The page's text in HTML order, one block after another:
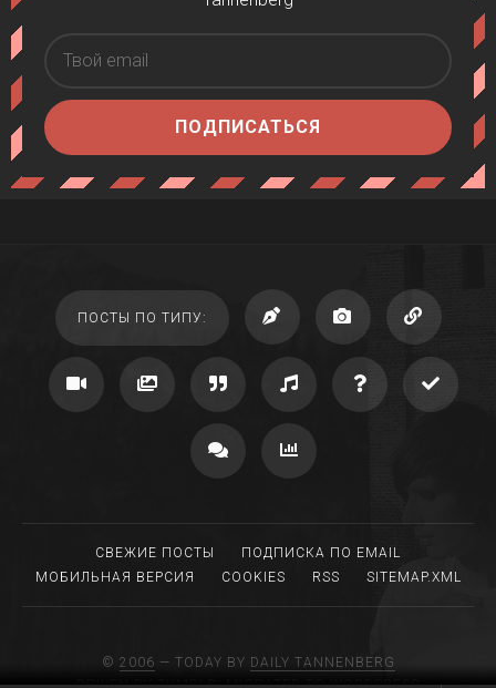
ПОДПИСАТЬСЯ
ПОСТЫ ПО ТИПУ:
СВЕЖИЕ ПОСТЫ
ПОДПИСКА ПО EMAIL
МОБИЛЬНАЯ ВЕРСИЯ
COOKIES RSS SITEMAP.XML
© 2006 — TODAY BY DAILY TANNENBERG
DRIVEN BY TUMBLR, MIGRATED TO WORDPRESS